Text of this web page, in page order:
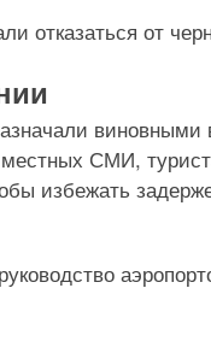
виновными
СМИ,
избежать